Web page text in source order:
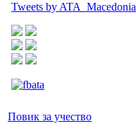
Tweets by ATA_Macedonia
Повик за учество